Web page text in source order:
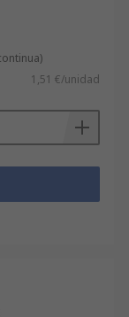
1,51 €/unidad